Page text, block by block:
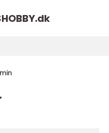
dk